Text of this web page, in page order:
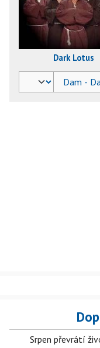
Dark Lotus
Srpen převrátí